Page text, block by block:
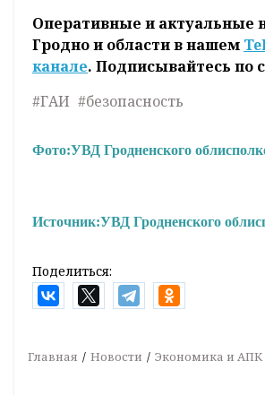
Оперативные и актуальные
Гродно и области в нашем
канале. Подписывайтесь по
#ГАИ #безопасность
Фото:УВД Гродненского
Источник:УВД Гродненского
Поделиться:
Главная Новости Экономика и АПК